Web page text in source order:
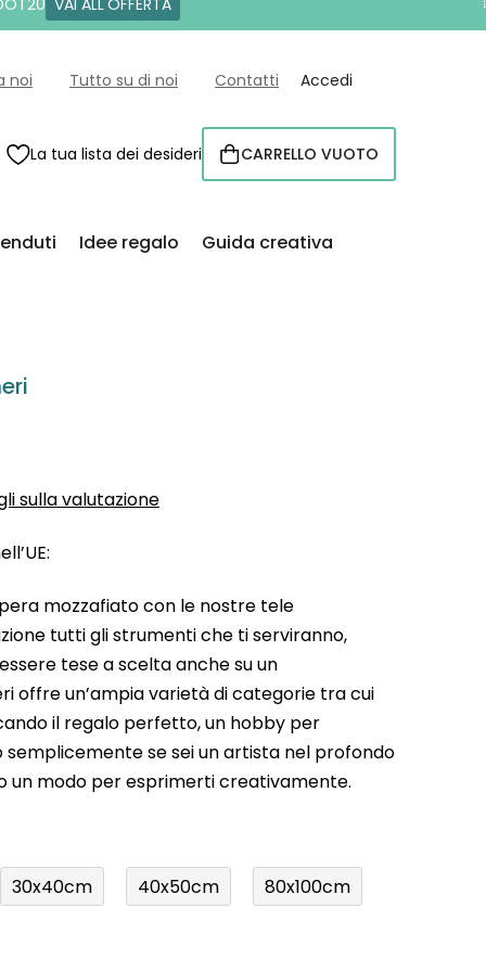
VAI ALL'OFFERTA
noi Tutto su di noi Contatti Accedi
La tua lista dei desideri CARRELLO
CARRELLO VUOTO
Idee regalo Guida creativa
sulla valutazione
mozzafiato con le nostre tele
tutti gli strumenti che ti serviranno,
tese a scelta anche su un
offre un’ampia varietà di categorie tra cui
il regalo perfetto, un hobby per
se sei un artista nel profondo
un modo per esprimerti creativamente.
30x40cm 40x50cm 80x100cm